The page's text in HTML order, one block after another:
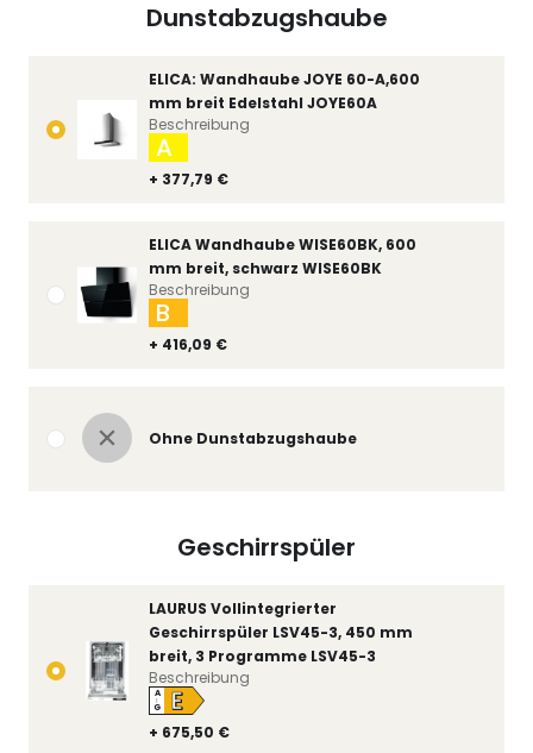
Dunstabzugshaube
ELICA: Wandhaube JOYE 60-A,600
mm breit Edelstahl JOYE60A
+ 377,79 €
A
Beschreibung
ELICA Wandhaube WISE60BK, 600
mm breit, schwarz WISE60BK
+ 416,09 €
B
Beschreibung
Ohne Dunstabzugshaube
Geschirrspüler
LAURUS Vollintegrierter
Geschirrspüler LSV45-3, 450 mm
breit, 3 Programme LSV45-3
+ 675,50 €
A
↑
G E
Beschreibung